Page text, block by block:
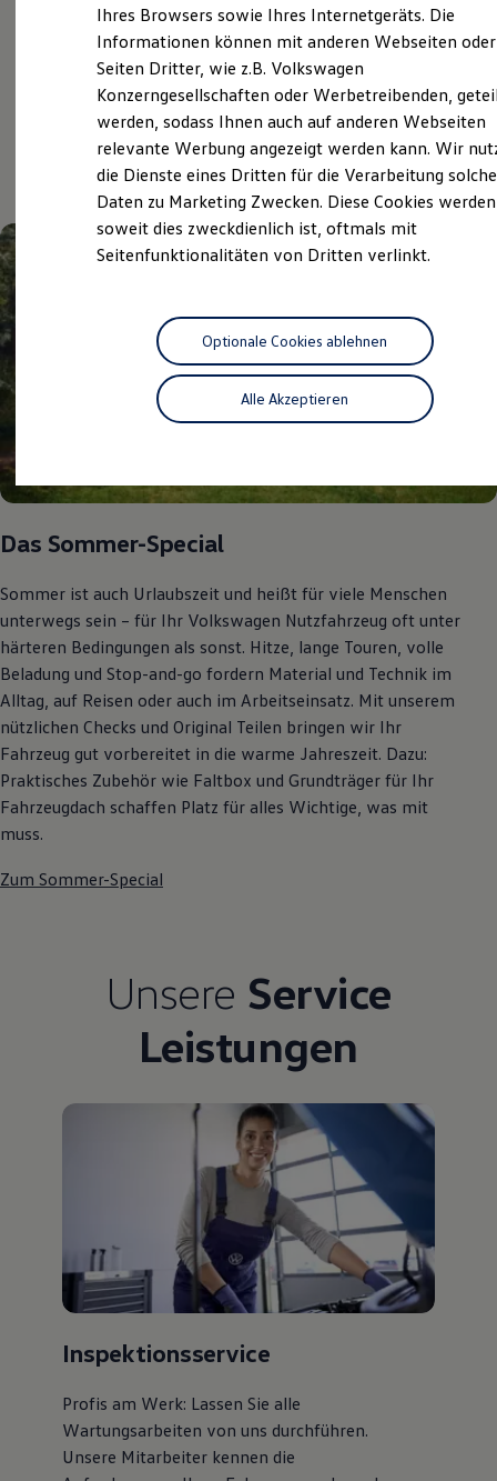
Fahrerassistenz- und Sicherheitssysteme
Kontrollleuchten
Kurzfahrprofile und Ölverdünnung
Batterieverordnung
XTL-Dieselkraftstoff
Ersatzteile und Betriebsflüssigkeiten
Original Zubehör und Lifestyle Produkte
myVolkswagen Business
Elektrisch & Autonom
Elektro - & Hybridfahrzeuge
Klimafreundlicher Strom
Ladezeitensimulator
Ladelösungen für Privatkunden
Ladelösungen für Gewerbekunden
Wallbox und Ladekabel
Bidirektionales Laden
Förderung & Kosten der Elektrofahrzeuge
Kostensimulator
Autonomes Fahren
Online Beratung
California Club
California Magazin & Ratgeber
Vanlife
Ratgeber
Routen & Reisen
California Reisen & Erlebnisse
California App
California Lifestyle & Zubehör
Übernachten im California
Marke
Unternehmen
Karriere
Kunden
75 Jahre Bulli Jubiläum
Bulli Magazin
Service
Aktuelle Highlights
und Angebote
Das Sommer-Special
Sommer ist auch Urlaubszeit und heißt für viele Menschen
unterwegs sein – für Ihr Volkswagen Nutzfahrzeug oft unter
härteren Bedingungen als sonst. Hitze, lange Touren, volle
Beladung und Stop-and-go fordern Material und Technik im
Alltag, auf Reisen oder auch im Arbeitseinsatz. Mit unserem
nützlichen Checks und Original Teilen bringen wir Ihr
Fahrzeug gut vorbereitet in die warme Jahreszeit. Dazu:
Praktisches Zubehör wie Faltbox und Grundträger für Ihr
Fahrzeugdach schaffen Platz für alles Wichtige, was mit
muss.
Zum Sommer-Special
Unsere Service
Leistungen
Inspektionsservice
Profis am Werk: Lassen Sie alle
Wartungsarbeiten von uns durchführen.
Unsere Mitarbeiter kennen die
Ihres Browsers sowie Ihres Internetgeräts. Die
Informationen können mit anderen Webseiten oder
Seiten Dritter, wie z.B. Volkswagen
Konzerngesellschaften oder Werbetreibenden,
werden, sodass Ihnen auch auf anderen Webseiten
relevante Werbung angezeigt werden kann. Wir
die Dienste eines Dritten für die Verarbeitung
Daten zu Marketing Zwecken. Diese Cookies
soweit dies zweckdienlich ist, oftmals mit
Seitenfunktionalitäten von Dritten verlinkt.
Alle Akzeptieren
Optionale Cookies ablehnen